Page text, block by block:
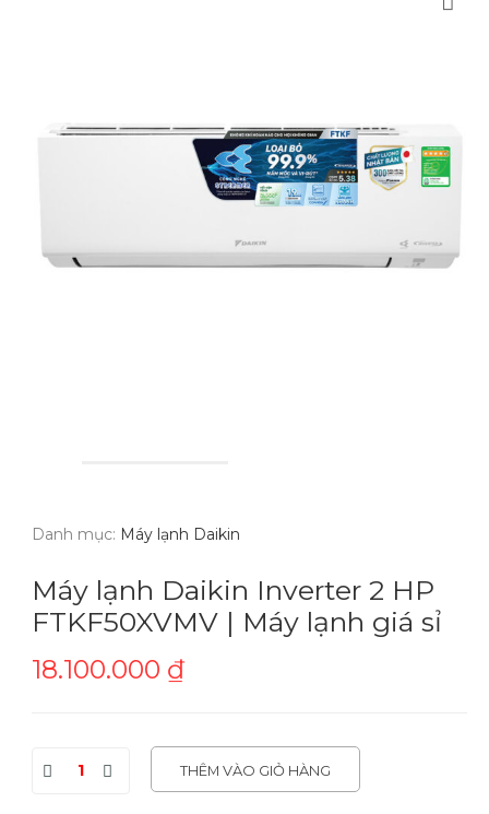
Danh mục: Máy lạnh Daikin
Máy lạnh Daikin Inverter 2 HP
FTKF50XVMV | Máy lạnh giá sỉ
18.100.000 ₫
THÊM VÀO GIỎ HÀNG